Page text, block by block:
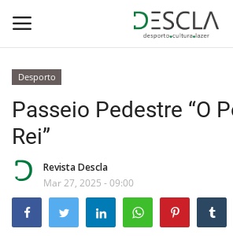
Home
...by Descla
Desporto
Desporto
Passeio Pedestre “O
Rei”
Revista Descla
Mar 27, 2025 - 09:00